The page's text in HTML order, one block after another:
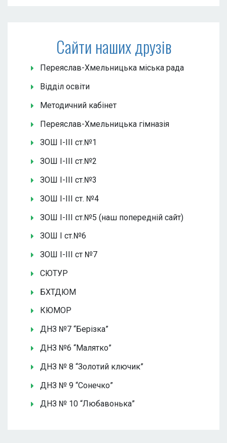
Сайти наших друзів
Переяслав-Хмельницька міська рада
Відділ освіти
Методичний кабінет
Переяслав-Хмельницька гімназія
ЗОШ І-ІІІ ст.№1
ЗОШ І-ІІІ ст.№2
ЗОШ І-ІІІ ст.№3
ЗОШ І-ІІІ ст. №4
ЗОШ І-ІІІ ст.№5 (наш попередній сайт)
ЗОШ І ст.№6
ЗОШ І-ІІІ ст №7
СЮТУР
БХТДЮМ
КЮМОР
ДНЗ №7 “Берізка”
ДНЗ №6 “Малятко”
ДНЗ № 8 “Золотий ключик”
ДНЗ № 9 “Сонечко”
ДНЗ № 10 “Любавонька”